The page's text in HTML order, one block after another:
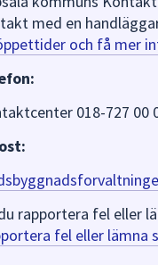
med en
och få mer
018-727 00
rapportera fel eller
fel eller lämna